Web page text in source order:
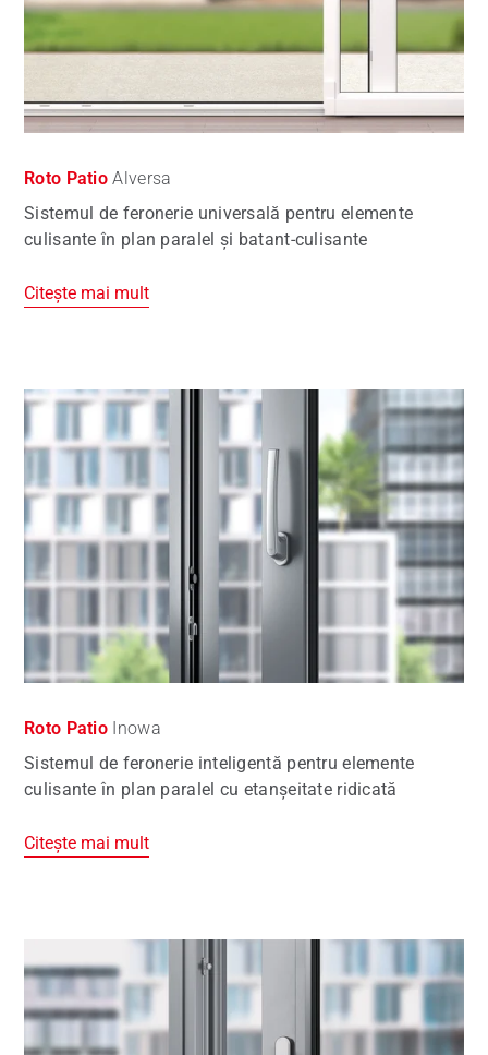
Roto Patio Alversa
Sistemul de feronerie universală pentru elemente
culisante în plan paralel şi batant-culisante
Citește mai mult
Roto Patio Inowa
Sistemul de feronerie inteligentă pentru elemente
culisante în plan paralel cu etanşeitate ridicată
Citește mai mult